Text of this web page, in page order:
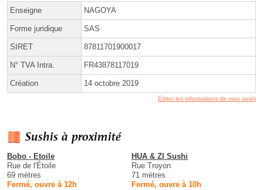
Enseigne NAGOYA
Forme juridique SAS
SIRET 87811701900017
N° TVA Intra. FR43878117019
Création 14 octobre 2019
Éditer les informations de mon sushi
Sushis à proximité
Bobo - Etoile
Rue de l'Étoile
69 mètres
Fermé, ouvre à 12h
HUA & ZI Sushi
Rue Troyon
71 mètres
Fermé, ouvre à 10h